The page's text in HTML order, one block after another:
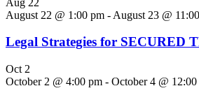
August 22 @ 1:00 pm - August 23 @
Legal Strategies for SECURED
Oct 2
October 2 @ 4:00 pm - October 4 @ 12:00